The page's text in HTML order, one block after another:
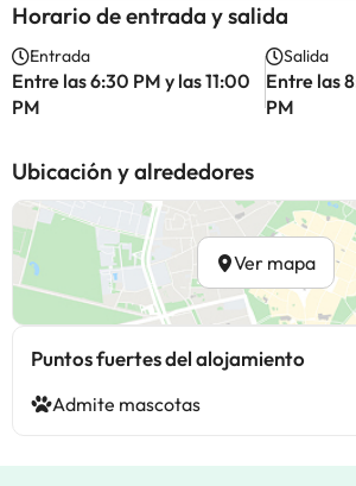
Horario de entrada y salida
Entrada
Entre las 6:30 PM y las 11:00
PM
Salida
Entre las
PM
Ubicación y alrededores
Ver mapa
Puntos fuertes del alojamiento
Admite mascotas